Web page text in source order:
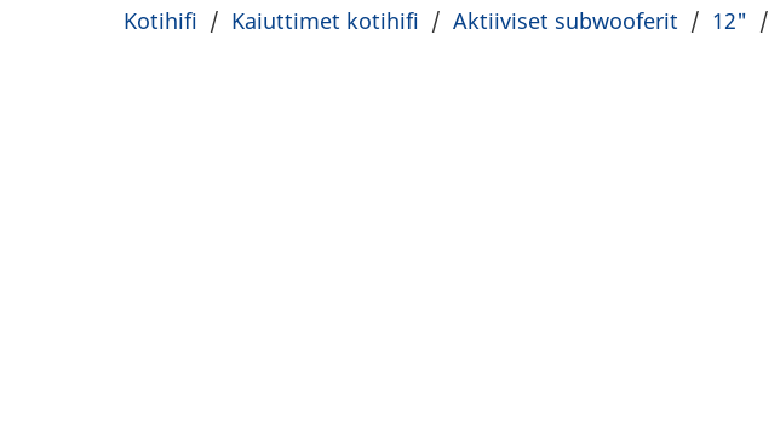
Kotihifi / Kaiuttimet kotihifi / Aktiiviset subwooferit / 12" /